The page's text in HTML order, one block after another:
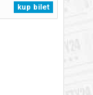
kup bilet